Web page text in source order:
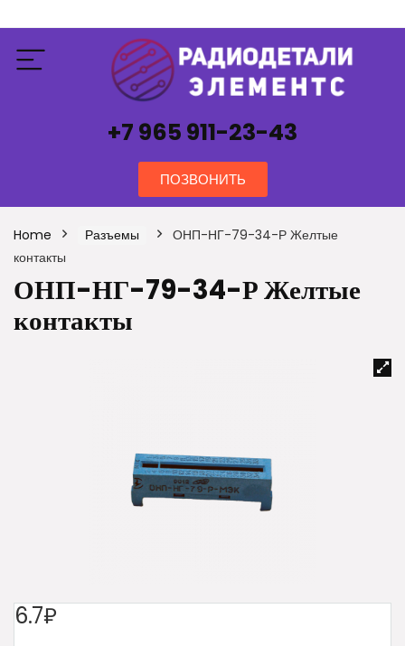
+7 965 911-23-43
ПОЗВОНИТЬ
Home Разъемы
ОНП-НГ-79-34-Р Желтые
контакты
ОНП-НГ-79-34-Р Желтые
контакты
6.7₽